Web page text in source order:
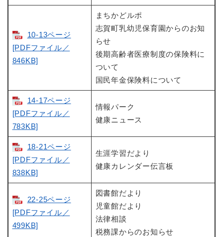
10-13ページ
[PDFファイル／
846KB]
まちかどルポ
志賀町乳幼児保育園からのお知
らせ
後期高齢者医療制度の保険料に
ついて
国民年金保険料について
14-17ページ
[PDFファイル／
783KB]
情報パーク
健康ニュース
18-21ページ
[PDFファイル／
838KB]
生涯学習だより
健康カレンダー伝言板
22-25ページ
[PDFファイル／
499KB]
図書館だより
児童館だより
法律相談
税務課からのお知らせ